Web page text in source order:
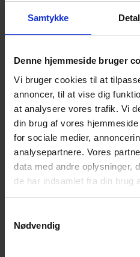
Samtykke
Denne hjemmeside bruger
Vi bruger cookies til at
annoncer, til at vise dig
at analysere vores trafik. Vi
din brug af vores
for sociale medier,
analysepartnere. Vores
data med andre oplysninger,
de har indsamlet fra din brug
Nødvendig
NSL Pompe centrifuge
Pompe centrifuge verticale en